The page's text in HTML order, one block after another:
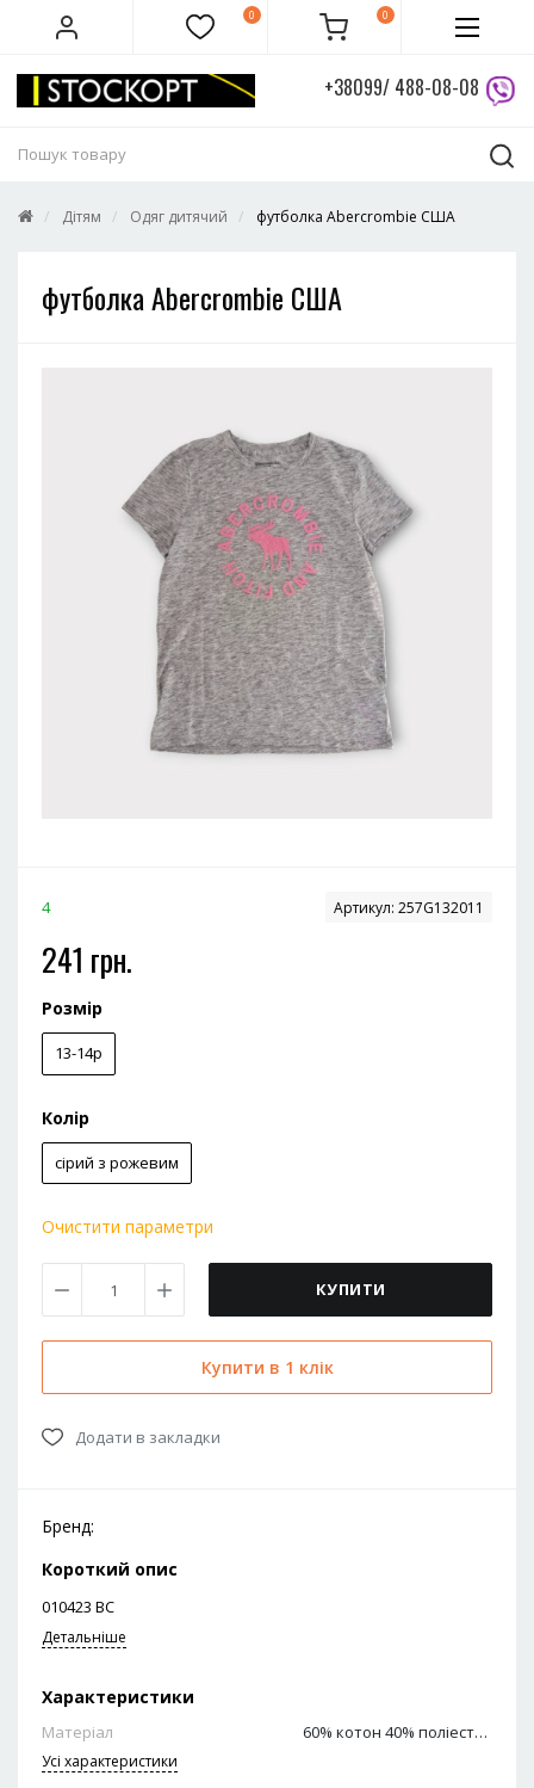
0 0
+38099/ 488-08-08
Дітям Одяг дитячий футболка Abercrombie США
футболка Abercrombie США
Бренд:
Короткий опис
010423 ВС
Детальніше
Характеристики
Матеріал 60% котон 40% поліестер
Усi характеристики
4 Артикул: 257G132011
241 грн.
Розмір
13-14р
Колір
сірий з рожевим
Очистити параметри
КУПИТИ
Купити в 1 клік
Додати в закладки